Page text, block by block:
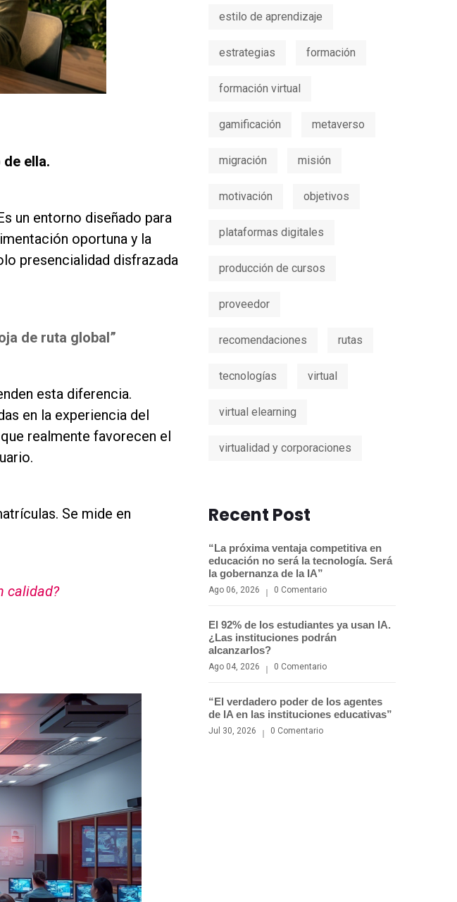
ella.
un entorno diseñado para
oportuna y la
presencialidad disfrazada
de ruta global”
esta diferencia.
en la experiencia del
realmente favorecen el
Se mide en
calidad?
estilo de aprendizaje
estrategias formación
formación virtual
gamificación metaverso
migración misión
motivación objetivos
plataformas digitales
producción de cursos
proveedor
recomendaciones rutas
tecnologías virtual
virtual elearning
virtualidad y corporaciones
Recent Post
“La próxima ventaja competitiva en
educación no será la tecnología. Será
la gobernanza de la IA”
Ago 06, 2026 0 Comentario
El 92% de los estudiantes ya usan IA.
¿Las instituciones podrán
alcanzarlos?
Ago 04, 2026 0 Comentario
“El verdadero poder de los agentes
de IA en las instituciones educativas”
Jul 30, 2026 0 Comentario